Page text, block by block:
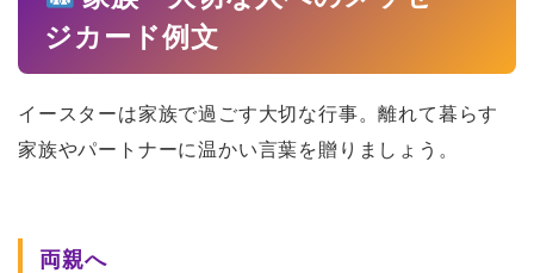
ジカード例文
イースターは家族で過ごす大切な行事。離れて暮らす
家族やパートナーに温かい言葉を贈りましょう。
両親へ